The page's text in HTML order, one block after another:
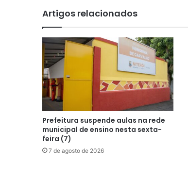
Artigos relacionados
Prefeitura suspende aulas na rede
municipal de ensino nesta sexta-
feira (7)
7 de agosto de 2026